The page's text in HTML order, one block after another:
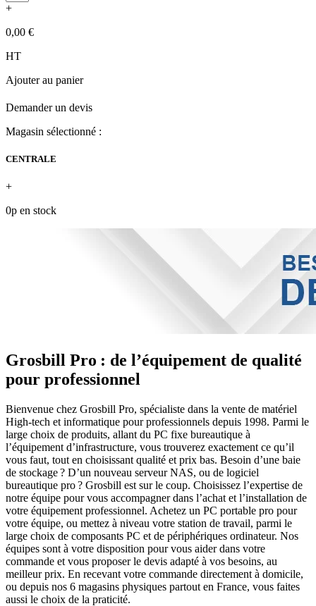
+
0,00 €
HT
Ajouter au panier
Demander un devis
Magasin sélectionné :
CENTRALE
+
0p en stock
Grosbill Pro : de l’équipement de qualité
pour professionnel
Bienvenue chez Grosbill Pro, spécialiste dans la vente de matériel
High-tech et informatique pour professionnels depuis 1998. Parmi le
large choix de produits, allant du PC fixe bureautique à
l’équipement d’infrastructure, vous trouverez exactement ce qu’il
vous faut, tout en choisissant qualité et prix bas. Besoin d’une baie
de stockage ? D’un nouveau serveur NAS, ou de logiciel
bureautique pro ? Grosbill est sur le coup. Choisissez l’expertise de
notre équipe pour vous accompagner dans l’achat et l’installation de
votre équipement professionnel. Achetez un PC portable pro pour
votre équipe, ou mettez à niveau votre station de travail, parmi le
large choix de composants PC et de périphériques ordinateur. Nos
équipes sont à votre disposition pour vous aider dans votre
commande et vous proposer le devis adapté à vos besoins, au
meilleur prix. En recevant votre commande directement à domicile,
ou depuis nos 6 magasins physiques partout en France, vous faites
aussi le choix de la praticité.